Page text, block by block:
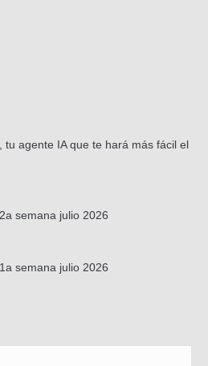
tu agente IA que te hará más fácil el
semana julio 2026
semana julio 2026